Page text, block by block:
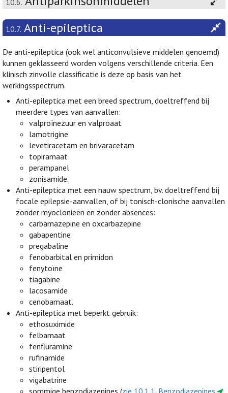
10.6.
10.7. Anti-epileptica
De anti-epileptica (ook wel anticonvulsieve middelen genoemd)
kunnen geklasseerd worden volgens verschillende criteria. Een
klinisch zinvolle classificatie is deze op basis van het
werkingsspectrum.
Anti-epileptica met een breed spectrum, doeltreffend bij
meerdere types van aanvallen:
valproïnezuur en valproaat
lamotrigine
levetiracetam en brivaracetam
topiramaat
perampanel
zonisamide.
Anti-epileptica met een nauw spectrum, bv. doeltreffend bij
focale epilepsie-aanvallen, of bij tonisch-clonische aanvallen
zonder myoclonieën en zonder absences:
carbamazepine en oxcarbazepine
gabapentine
pregabaline
fenobarbital en primidon
fenytoïne
tiagabine
lacosamide
cenobamaat.
Anti-epileptica met beperkt gebruik:
ethosuximide
felbamaat
fenfluramine
rufinamide
stiripentol
vigabatrine
sommige benzodiazepines (zie 10.1.1. Benzodiazepines